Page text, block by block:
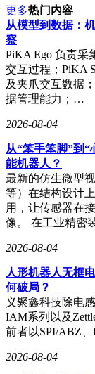
与温度。某次撰
准化句式，导致
是算法生成的模
作逻辑，语言的
到情书，从法律
拙却真诚的表达。
更深层的隐忧在
出行计划如今完
AI的职业评估报
这种依赖看似高
历史数据预测趋
“信息茧房”的加
法推荐的普及，
嘲：“本以为刷短
笼’里，越刷越狭
断能力与对多元
面对AI的“反向塑
从来不是单向的
AI，促使其更贴
效率、保持理性
更多热门内容
从模型到数据：
察
PiKA Ego 负责采
交互过程；PiKA
及夹爪交互数据
据管理能力；…
2026-08-04
从“笨手笨脚”到
能机器人？
最新的仿生微型
等）在结构设计
用，让传感器在
像。 在工业精密
2026-08-04
人形机器人无框
何破局？
义聚鑫科技除电
IAM系列以及
前者以SPI/ABZ
2026-08-04